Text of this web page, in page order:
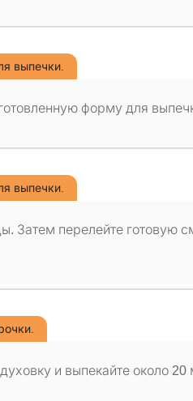
выпечки.
форму для
выпечки.
Затем перелейте готовую
и выпекайте около 20